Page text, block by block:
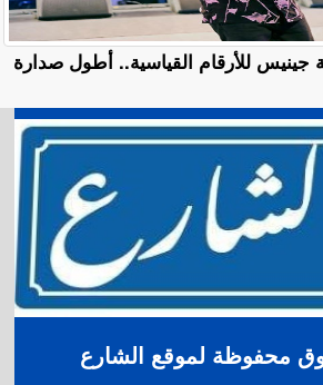
للأرقام القياسية.. أطول صدارة
محفوظة لموقع الشارع